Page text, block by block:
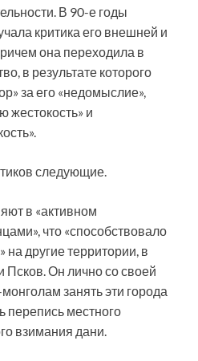
В 90-е годы
критика его внешней и
она переходила в
в результате которого
за его «недомыслие»,
жестокость» и
следующие.
в «активном
что «способствовало
на другие территории, в
Псков. Он лично со своей
занять эти города
перепись местного
взимания дани.